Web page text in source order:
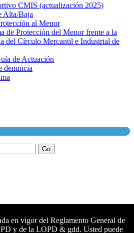
CMIS (actualización 2025)
Alta/Baja
al Menor
de Protección del Menor frente a la
del Círculo Mercantil e Industrial de
de Actuación
denuncia
Go
Buscar
en vigor del Reglamento General de
y de la LOPD & gdd. Usted puede